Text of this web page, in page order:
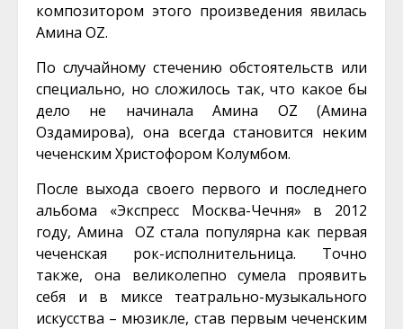
композитором этого произведения явилась
Амина OZ.
По случайному стечению обстоятельств или
специально, но сложилось так, что какое бы
дело не начинала Амина OZ (Амина
Оздамирова), она всегда становится неким
чеченским Христофором Колумбом.
После выхода своего первого и последнего
альбома «Экспресс Москва-Чечня» в 2012
году, Амина OZ стала популярна как первая
чеченская рок-исполнительница. Точно
также, она великолепно сумела проявить
себя и в миксе театрально-музыкального
искусства – мюзикле, став первым чеченским